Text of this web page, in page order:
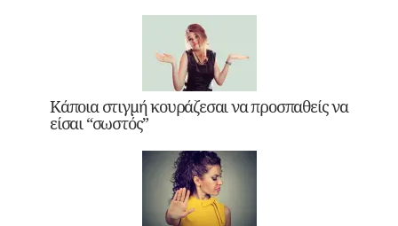
Κάποια στιγμή κουράζεσαι να προσπαθείς να
είσαι “σωστός”